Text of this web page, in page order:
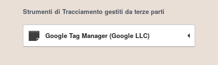
Strumenti di Tracciamento gestiti da terze parti
Google Tag Manager (Google LLC)